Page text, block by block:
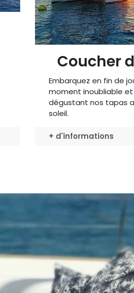
Coucher
Embarquez en fin de
moment inoubliable et
dégustant nos tapas
soleil.
+ d'informations